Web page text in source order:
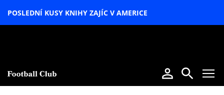
POSLEDNÍ KUSY KNIHY ZAJÍC V AMERICE